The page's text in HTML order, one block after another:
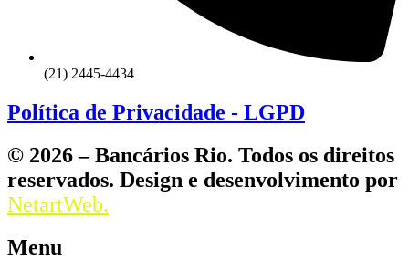
(21) 2445-4434
Política de Privacidade - LGPD
© 2026 – Bancários Rio. Todos os direitos
reservados. Design e desenvolvimento por
NetartWeb.
Menu